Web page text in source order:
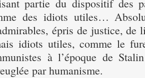
partie du dispositif des
des idiots utiles…
épris de justice, de
idiots utiles, comme le
à l’époque de
par humanisme.